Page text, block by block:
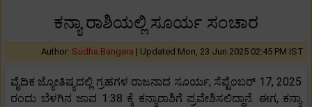
ಕನ್ಯಾ ರಾಶಿಯಲ್ಲಿ ಸೂರ್ಯ ಸಂಚಾರ
Author: Sudha Bangera | Updated Mon, 23 Jun 2025 02:45 PM IST
ವೈದಿಕ ಜ್ಯೋತಿಷ್ಯದಲ್ಲಿ ಗ್ರಹಗಳ ರಾಜನಾದ ಸೂರ್ಯ, ಸೆಪ್ಟೆಂಬರ್ 17, 2025
ರಂದು ಬೆಳಗಿನ ಜಾವ 1:38 ಕ್ಕೆ ಕನ್ಯಾರಾಶಿಗೆ ಪ್ರವೇಶಿಸಲಿದ್ದಾನೆ. ಈಗ, ಕನ್ಯಾ